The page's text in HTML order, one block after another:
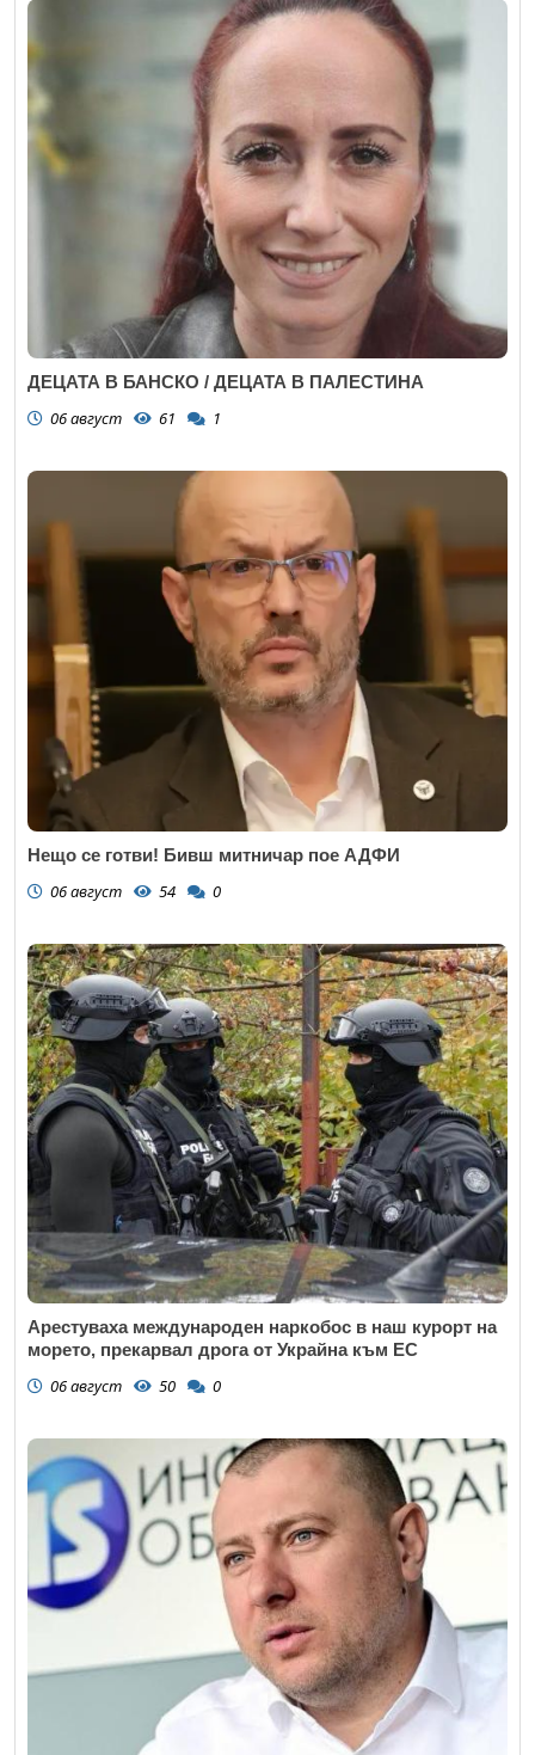
ДЕЦАТА В БАНСКО / ДЕЦАТА В ПАЛЕСТИНА
06 август 61 1
Нещо се готви! Бивш митничар пое АДФИ
06 август 54 0
Арестуваха международен наркобос в наш курорт на
морето, прекарвал дрога от Украйна към ЕС
06 август 50 0